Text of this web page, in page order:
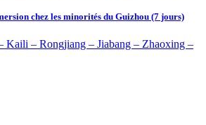
chez les minorités du Guizhou (7 jours)
Kaili – Rongjiang – Jiabang – Zhaoxing –